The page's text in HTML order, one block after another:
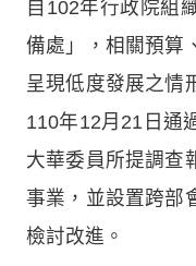
自102年行政院組
備處」，相關預算
呈現低度發展之情
110年12月21日通
大華委員所提調查
事業，並設置跨部
檢討改進。